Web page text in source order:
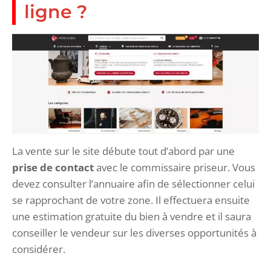
ligne ?
La vente sur le site débute tout d’abord par une
prise de contactavec le commissaire priseur. Vous
devez consulter l’annuaire afin de sélectionner celui
se rapprochant de votre zone. Il effectuera ensuite
une estimation gratuite du bien à vendre et il saura
conseiller le vendeur sur les diverses opportunités à
considérer.